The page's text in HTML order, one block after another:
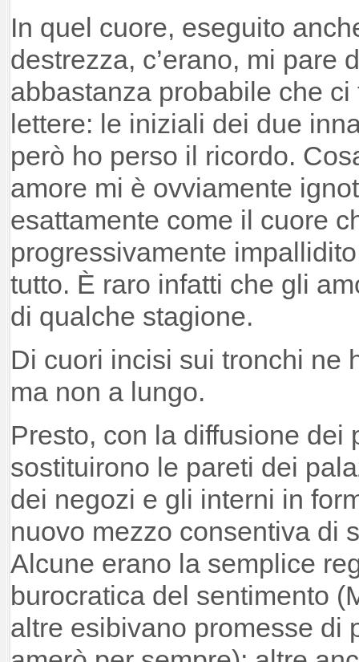
In quel cuore, eseguito
destrezza, c’erano, mi pare
abbastanza probabile che
lettere: le iniziali dei due
però ho perso il ricordo.
amore mi è ovviamente
esattamente come il cuore
progressivamente
tutto. È raro infatti che gli
di qualche stagione.
Di cuori incisi sui tronchi ne
ma non a lungo.
Presto, con la diffusione dei
sostituirono le pareti dei
dei negozi e gli interni in
nuovo mezzo consentiva di
Alcune erano la semplice
burocratica del sentimento
altre esibivano promesse di